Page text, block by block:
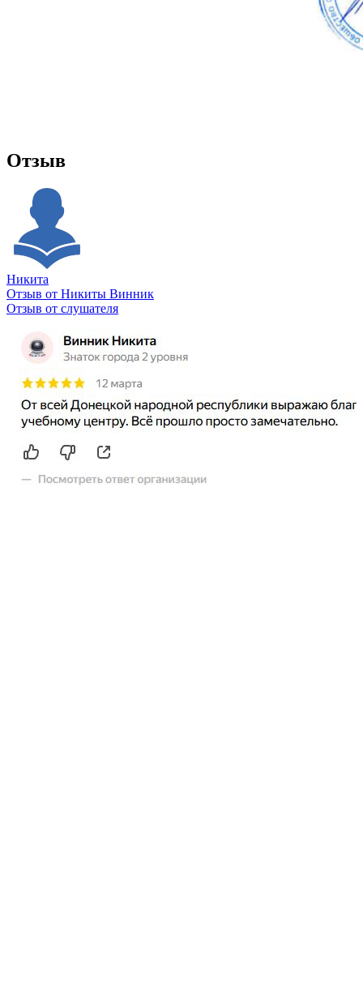
Отзыв
Никита
Отзыв от Никиты Винник
Отзыв от слушателя